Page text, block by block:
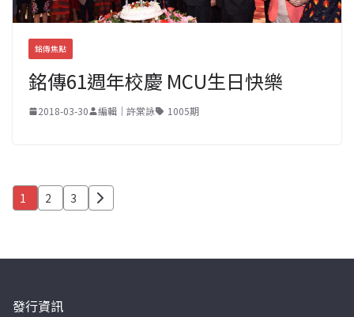
銘傳焦點
銘傳61週年校慶 MCU生日快樂
2018-03-30 編輯｜許棠詠 1005期
文
分
頁
1 2 3
發行資訊